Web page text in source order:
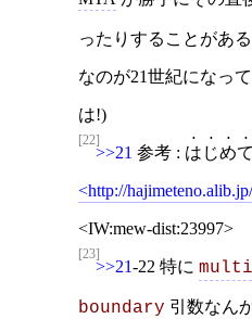
ったりすることがあ
なのが21世紀になっ
は!)
[22]
>>21 参考 : はじめ
http://
IW:mew-dist:23997
[23]
>>21-22 特に
boundary 引数なん